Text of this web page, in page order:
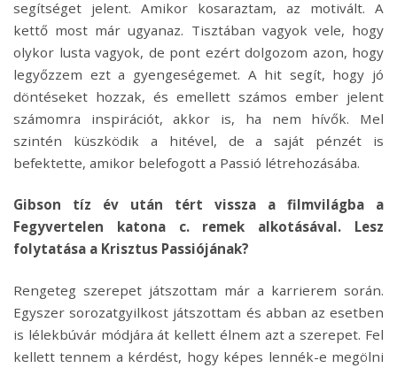
segítséget jelent. Amikor kosaraztam, az motivált. A
kettő most már ugyanaz. Tisztában vagyok vele, hogy
olykor lusta vagyok, de pont ezért dolgozom azon, hogy
legyőzzem ezt a gyengeségemet. A hit segít, hogy jó
döntéseket hozzak, és emellett számos ember jelent
számomra inspirációt, akkor is, ha nem hívők. Mel
szintén küszködik a hitével, de a saját pénzét is
befektette, amikor belefogott a Passió létrehozásába.
Gibson tíz év után tért vissza a filmvilágba a
Fegyvertelen katona c. remek alkotásával. Lesz
folytatása a Krisztus Passiójának?
Rengeteg szerepet játszottam már a karrierem során.
Egyszer sorozatgyilkost játszottam és abban az esetben
is lélekbúvár módjára át kellett élnem azt a szerepet. Fel
kellett tennem a kérdést, hogy képes lennék-e megölni